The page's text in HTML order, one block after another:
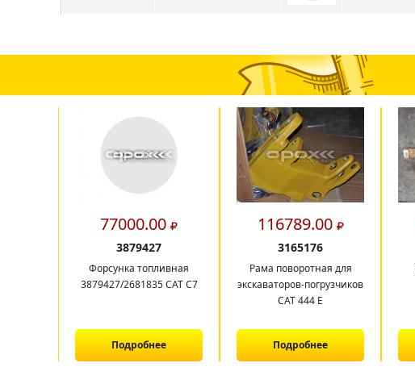
77000.00
3879427
Форсунка топливная
3879427/2681835 CAT C7
Подробнее
116789.00
3165176
Рама поворотная для
экскаваторов-погрузчиков
САТ 444 E
Подробнее